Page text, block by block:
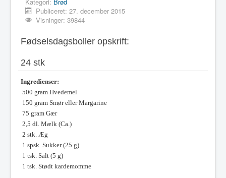
Publiceret: 27. december 2015
Visninger: 39844
Fødselsdagsboller opskrift:
24 stk
Ingredienser:
500 gram Hvedemel
150 gram Smør eller Margarine
75 gram Gær
2,5 dl. Mælk (Ca.)
2 stk. Æg
1 spsk. Sukker (25 g)
1 tsk. Salt (5 g)
1 tsk. Stødt kardemomme